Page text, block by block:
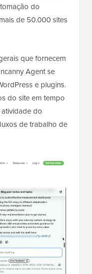
do
de 50.000 sites
que fornecem
Agent se
e plugins.
do site em tempo
do
de trabalho de